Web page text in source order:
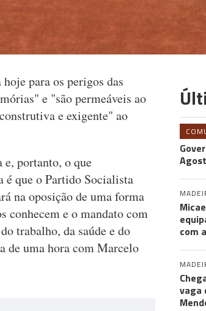
para os perigos das
e "são permeáveis ao
e exigente" ao
portanto, o que
é que o Partido Socialista
na oposição de uma forma
conhecem e o mandato com
trabalho, da saúde e do
de uma hora com Marcelo
com
vaga